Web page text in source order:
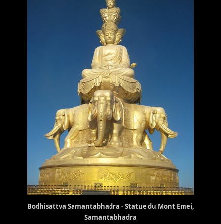
Bodhisattva Samantabhadra - Statue du Mont Emei,
Samantabhadra